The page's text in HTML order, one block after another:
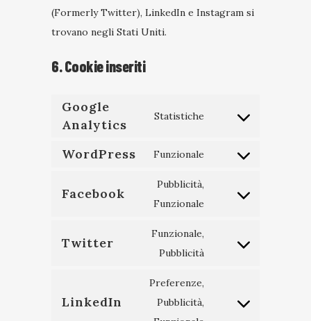
(Formerly Twitter), LinkedIn e Instagram si
trovano negli Stati Uniti.
6. Cookie inseriti
Google
Analytics
Statistiche
Consent
service
analytics
WordPress Funzionale
Consent
service
Facebook
Pubblicità,
Funzionale
Consent
Twitter
Funzionale,
Pubblicità
Consent
twitter
LinkedIn
Preferenze,
Pubblicità,
Consent